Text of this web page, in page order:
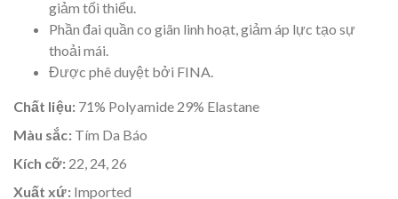
giảm tối thiểu.
Phần đai quần co giãn linh hoạt, giảm áp lực tạo sự
thoải mái.
Được phê duyệt bởi FINA.
Chất liệu: 71% Polyamide 29% Elastane
Màu sắc:Tím Da Báo
Kích cỡ:22, 24, 26
Xuất xứ:Imported